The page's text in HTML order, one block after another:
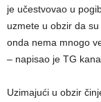
je učestvovao u
uzmete u obzir da
onda nema mnogo
– napisao je TG
Uzimajući u obzir